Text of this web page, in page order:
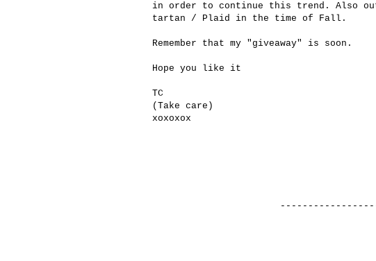
in order to continue this trend. Also
tartan / Plaid in the time of Fall.
Remember that my "giveaway" is soon.
Hope you like it
TC
(Take care)
xoxoxox